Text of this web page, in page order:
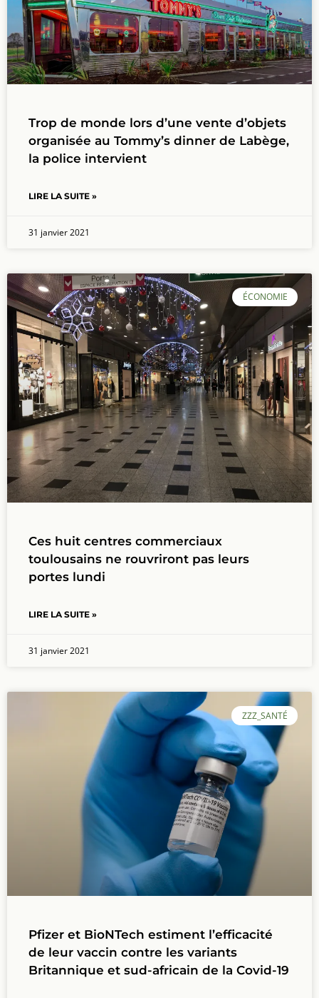
Trop de monde lors d’une vente d’objets
organisée au Tommy’s dinner de Labège,
la police intervient
LIRE LA SUITE »
31 janvier 2021
ÉCONOMIE
Ces huit centres commerciaux
toulousains ne rouvriront pas leurs
portes lundi
LIRE LA SUITE »
31 janvier 2021
ZZZ_SANTÉ
Pfizer et BioNTech estiment l’efficacité
de leur vaccin contre les variants
Britannique et sud-africain de la Covid-19